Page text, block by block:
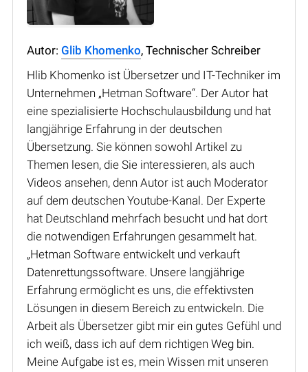
Autor: Glib Khomenko, Technischer Schreiber
Hlib Khomenko ist Übersetzer und IT-Techniker im
Unternehmen „Hetman Software“. Der Autor hat
eine spezialisierte Hochschulausbildung und hat
langjährige Erfahrung in der deutschen
Übersetzung. Sie können sowohl Artikel zu
Themen lesen, die Sie interessieren, als auch
Videos ansehen, denn Autor ist auch Moderator
auf dem deutschen Youtube-Kanal. Der Experte
hat Deutschland mehrfach besucht und hat dort
die notwendigen Erfahrungen gesammelt hat.
„Hetman Software entwickelt und verkauft
Datenrettungssoftware. Unsere langjährige
Erfahrung ermöglicht es uns, die effektivsten
Lösungen in diesem Bereich zu entwickeln. Die
Arbeit als Übersetzer gibt mir ein gutes Gefühl und
ich weiß, dass ich auf dem richtigen Weg bin.
Meine Aufgabe ist es, mein Wissen mit unseren